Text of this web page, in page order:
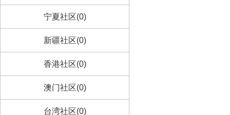
宁夏社区(0)
新疆社区(0)
香港社区(0)
澳门社区(0)
台湾社区(0)